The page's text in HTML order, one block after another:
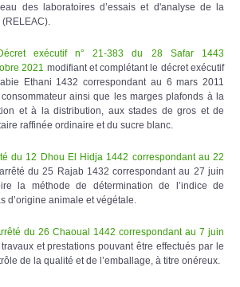
des laboratoires d’essais et d'analyse de la
exécutif n° 21-383 du 28 Safar 1443
2021 modifiant et complétant le décret exécutif
Ethani 1432 correspondant au 6 mars 2011
ainsi que les marges plafonds à la
et à la distribution, aux stades de gros et de
raffinée ordinaire et du sucre blanc.
du 12 Dhou El Hidja 1442 correspondant au 22
du 25 Rajab 1432 correspondant au 27 juin
la méthode de détermination de l’indice de
d’origine animale et végétale.
du 26 Chaoual 1442 correspondant au 7 juin
et prestations pouvant être effectués par le
de la qualité et de l’emballage, à titre onéreux.